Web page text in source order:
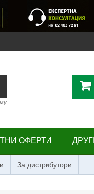
ОФЕРТИ
За дистрибутори